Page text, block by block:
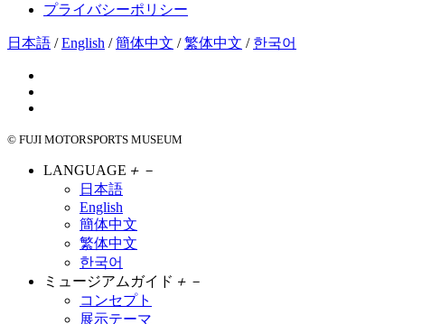
プライバシーポリシー
日本語 /English /簡体中文 /繁体中文 / 한국어
© FUJI MOTORSPORTS MUSEUM
LANGUAGE ＋ －
日本語
English
簡体中文
繁体中文
한국어
ミュージアムガイド ＋ －
コンセプト
展示テーマ